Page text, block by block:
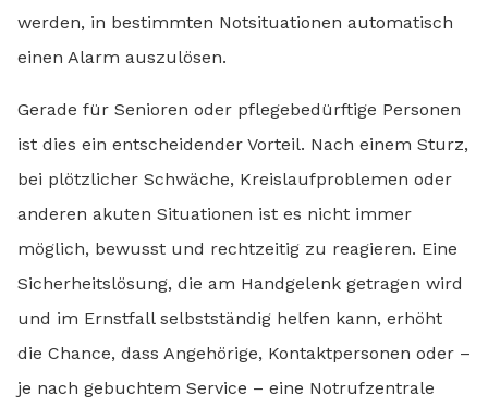
werden, in bestimmten Notsituationen automatisch
einen Alarm auszulösen.
Gerade für Senioren oder pflegebedürftige Personen
ist dies ein entscheidender Vorteil. Nach einem Sturz,
bei plötzlicher Schwäche, Kreislaufproblemen oder
anderen akuten Situationen ist es nicht immer
möglich, bewusst und rechtzeitig zu reagieren. Eine
Sicherheitslösung, die am Handgelenk getragen wird
und im Ernstfall selbstständig helfen kann, erhöht
die Chance, dass Angehörige, Kontaktpersonen oder –
je nach gebuchtem Service – eine Notrufzentrale